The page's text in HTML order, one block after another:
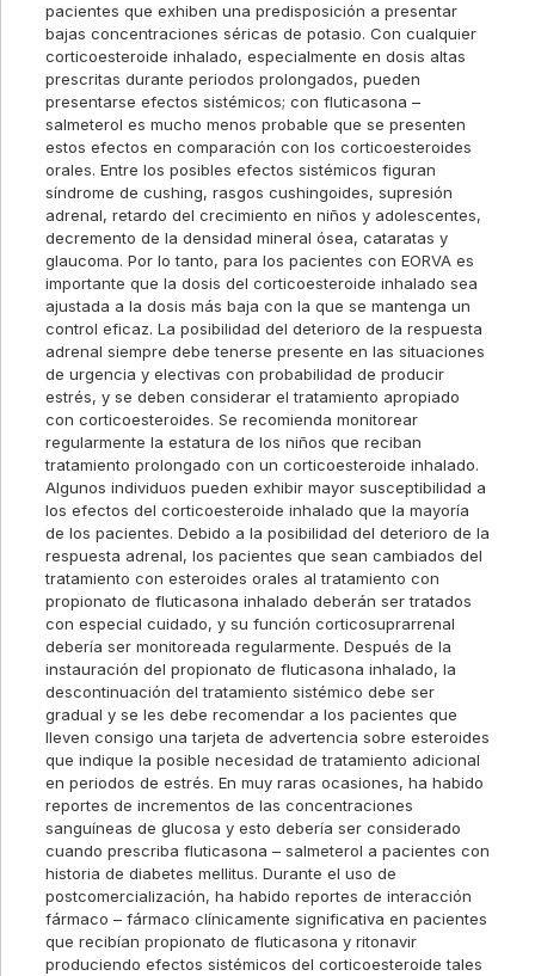
pacientes que exhiben una predisposición a presentar
bajas concentraciones séricas de potasio. Con cualquier
corticoesteroide inhalado, especialmente en dosis altas
prescritas durante periodos prolongados, pueden
presentarse efectos sistémicos; con fluticasona –
salmeterol es mucho menos probable que se presenten
estos efectos en comparación con los corticoesteroides
orales. Entre los posibles efectos sistémicos figuran
síndrome de cushing, rasgos cushingoides, supresión
adrenal, retardo del crecimiento en niños y adolescentes,
decremento de la densidad mineral ósea, cataratas y
glaucoma. Por lo tanto, para los pacientes con EORVA es
importante que la dosis del corticoesteroide inhalado sea
ajustada a la dosis más baja con la que se mantenga un
control eficaz. La posibilidad del deterioro de la respuesta
adrenal siempre debe tenerse presente en las situaciones
de urgencia y electivas con probabilidad de producir
estrés, y se deben considerar el tratamiento apropiado
con corticoesteroides. Se recomienda monitorear
regularmente la estatura de los niños que reciban
tratamiento prolongado con un corticoesteroide inhalado.
Algunos individuos pueden exhibir mayor susceptibilidad a
los efectos del corticoesteroide inhalado que la mayoría
de los pacientes. Debido a la posibilidad del deterioro de la
respuesta adrenal, los pacientes que sean cambiados del
tratamiento con esteroides orales al tratamiento con
propionato de fluticasona inhalado deberán ser tratados
con especial cuidado, y su función corticosuprarrenal
debería ser monitoreada regularmente. Después de la
instauración del propionato de fluticasona inhalado, la
descontinuación del tratamiento sistémico debe ser
gradual y se les debe recomendar a los pacientes que
lleven consigo una tarjeta de advertencia sobre esteroides
que indique la posible necesidad de tratamiento adicional
en periodos de estrés. En muy raras ocasiones, ha habido
reportes de incrementos de las concentraciones
sanguíneas de glucosa y esto debería ser considerado
cuando prescriba fluticasona – salmeterol a pacientes con
historia de diabetes mellitus. Durante el uso de
postcomercialización, ha habido reportes de interacción
fármaco – fármaco clínicamente significativa en pacientes
que recibían propionato de fluticasona y ritonavir
produciendo efectos sistémicos del corticoesteroide tales